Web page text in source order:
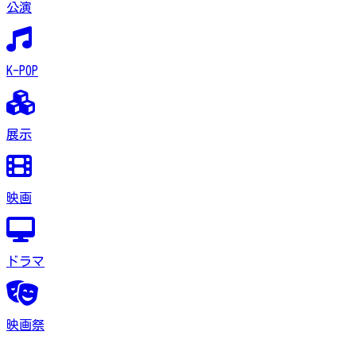
公演
K-POP
展示
映画
ドラマ
映画祭